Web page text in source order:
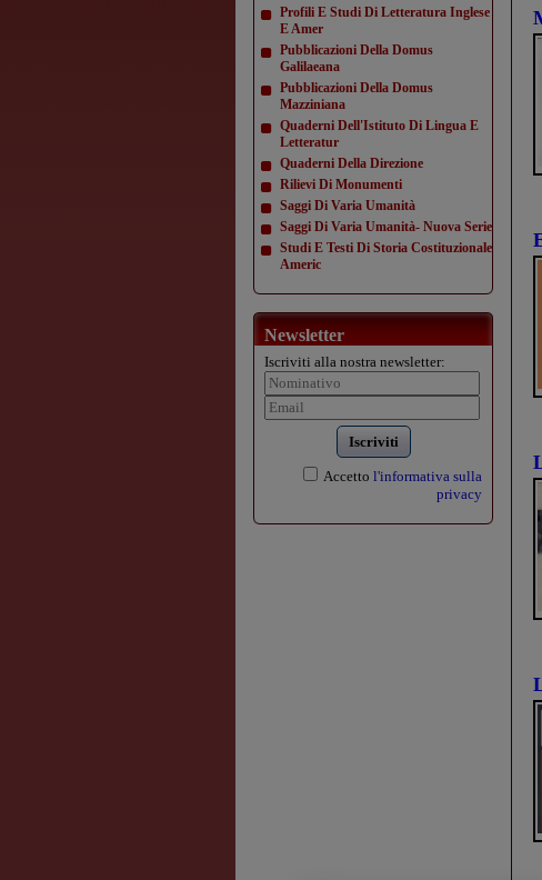
Profili E Studi Di Letteratura Inglese
E Amer
Pubblicazioni Della Domus
Galilaeana
Pubblicazioni Della Domus
Mazziniana
Quaderni Dell'Istituto Di Lingua E
Letteratur
Quaderni Della Direzione
Rilievi Di Monumenti
Saggi Di Varia Umanità
Saggi Di Varia Umanità- Nuova Serie
Studi E Testi Di Storia Costituzionale
Americ
Newsletter
Iscriviti alla nostra newsletter:
Iscriviti
Accetto l'informativa sulla
privacy